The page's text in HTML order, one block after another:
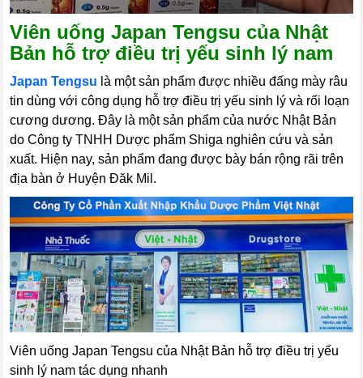
Viên uống Japan Tengsu của Nhật
Bản hỗ trợ điều trị yếu sinh lý nam
Japan Tengsu là một sản phẩm được nhiều đấng mày râu
tin dùng với công dụng hỗ trợ điều trị yếu sinh lý và rối loạn
cương dương. Đây là một sản phẩm của nước Nhật Bản
do Công ty TNHH Dược phẩm Shiga nghiên cứu và sản
xuất. Hiện nay, sản phẩm đang được bày bán rộng rãi trên
địa bàn ở Huyện Đăk Mil.
Viên uống Japan Tengsu của Nhật Bản hỗ trợ điều trị yếu
sinh lý nam tác dụng nhanh